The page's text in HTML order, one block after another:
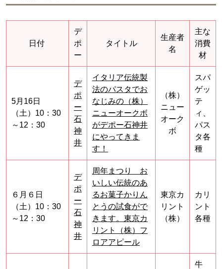
日付
デ
ポ
ー
タイトル
生産者
名
主な
消費
材
5月16日
（土）10：30
～12：30
デ
ポ
ー
石
神
井
イタリア伝統製
法のパスタでお
なじみの（株）
ニューオークボ
がデポー石神井
にやってきま
す！
（株）
ニュー
オーク
ボ
スパ
ゲッ
テ
ィ、
パス
タ各
種
６月６日
（土）10：30
～12：30
デ
ポ
ー
石
神
井
周年まつり お
いしい伝統のあ
るお菓子かりん
とうの試食がで
きます。東京カ
リント（株）フ
ロアアピール
東京カ
リント
（株）
カリ
ント
各種
牛